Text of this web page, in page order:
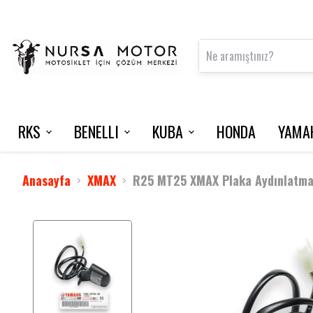
RKS
FRECCIA 150 VRS 125
M502 N
BLADE 350
BENELLI KUBA
VN50 PRO
HONDA
NMAX 125 / 2015-2020
INTERCOM
Anasayfa XMAX R25 MT25 XMAX Plaka Aydınlatma